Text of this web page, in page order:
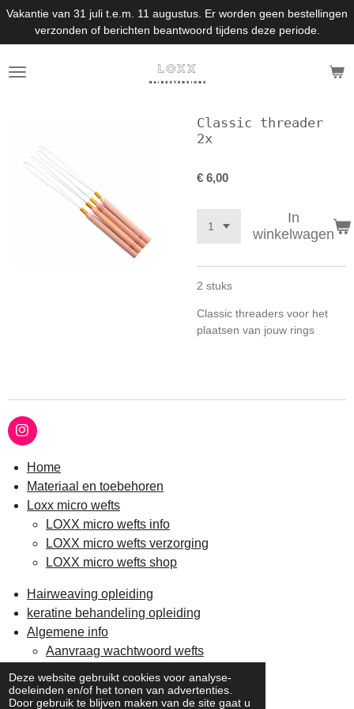
Deze website gebruikt cookies voor analyse-
doeleinden en/of het tonen van advertenties.
Door gebruik te blijven maken van de site gaat u
Ga
direct
naar
de
hoofdinhoud
Vakantie van 31 juli t.e.m. 11 augustus. Er worden geen bestellingen
verzonden of berichten beantwoord tijdens deze periode.
Classic threader
2x
€ 6,00
In
winkelwagen
2 stuks
Classic threaders voor het
plaatsen van jouw rings
I
n
Home
Materiaal en toebehoren
Loxx micro wefts
LOXX micro wefts info
LOXX micro wefts verzorging
LOXX micro wefts shop
Hairweaving opleiding
keratine behandeling opleiding
Algemene info
Aanvraag wachtwoord wefts
Contact